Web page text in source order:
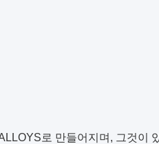
로 만들어지며, 그것이